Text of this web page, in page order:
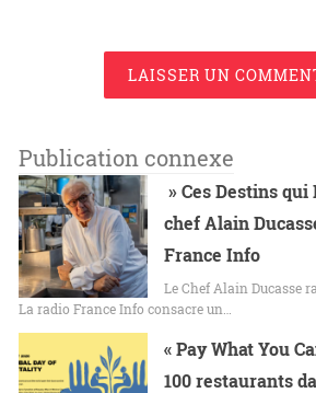
LAISSER UN
Publication connexe
» Ces Destins
chef Alain
France Info
Le Chef Alain Ducasse
La radio France Info consacre un…
« Pay What You
100 restaurants